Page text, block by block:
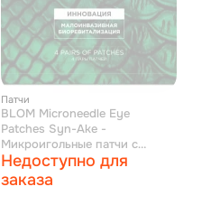
Патчи
BLOM Microneedle Eye
Patches Syn-Ake -
Микроигольные патчи с
пептидом от мимических
морщин 4 пары
Недоступно для
заказа